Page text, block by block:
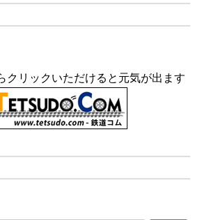
クリックいただけると元気が出ます